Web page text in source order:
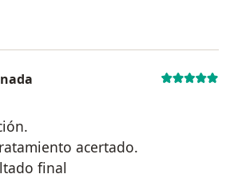
acertado.
final